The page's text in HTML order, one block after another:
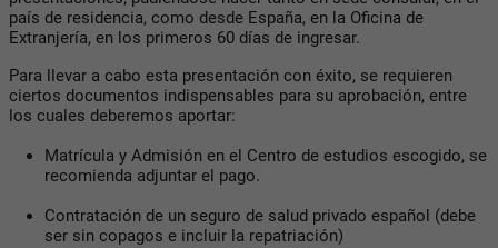
país de residencia, como desde España, en la Oficina de
Extranjería, en los primeros 60 días de ingresar.
Para llevar a cabo esta presentación con éxito, se requieren
ciertos documentos indispensables para su aprobación, entre
los cuales deberemos aportar:
Matrícula y Admisión en el Centro de estudios escogido, se
recomienda adjuntar el pago.
Contratación de un seguro de salud privado español (debe
ser sin copagos e incluir la repatriación)